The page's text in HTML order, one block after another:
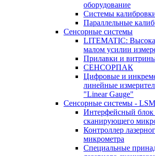
оборудование
Системы
Параллельные
Сенсорные системы
LITEMATIC:
малом усилии
Прилавки и
СЕНСОРПАК
Цифровые и
линейные
"Linear Gauge"
Сенсорные системы - LSM
Интерфейсный блок
сканирующего
Контроллер
микрометра
Специальные